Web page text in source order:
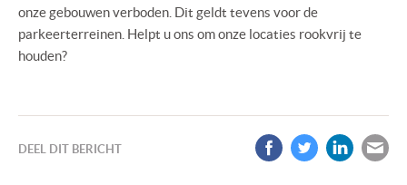
onze gebouwen verboden. Dit geldt tevens voor de
parkeerterreinen. Helpt u ons om onze locaties rookvrij te
houden?
DEEL DIT BERICHT